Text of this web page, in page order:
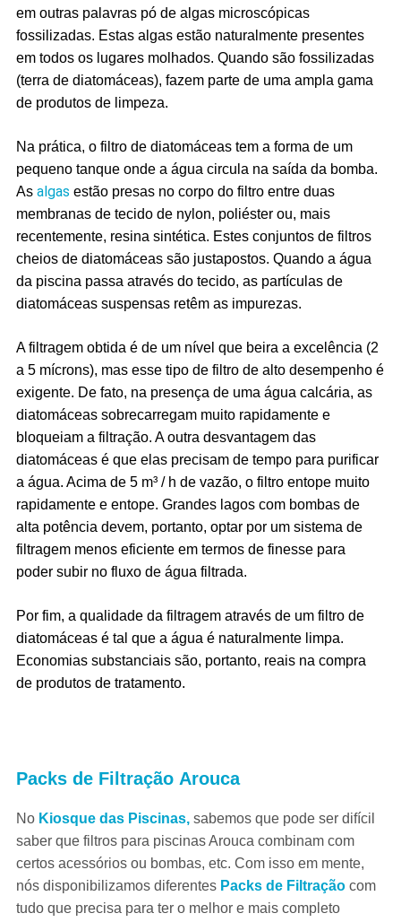
em outras palavras pó de algas microscópicas
fossilizadas. Estas algas estão naturalmente presentes
em todos os lugares molhados. Quando são fossilizadas
(terra de diatomáceas), fazem parte de uma ampla gama
de produtos de limpeza.
Na prática, o filtro de diatomáceas tem a forma de um
pequeno tanque onde a água circula na saída da bomba.
As algas estão presas no corpo do filtro entre duas
membranas de tecido de nylon, poliéster ou, mais
recentemente, resina sintética. Estes conjuntos de filtros
cheios de diatomáceas são justapostos. Quando a água
da piscina passa através do tecido, as partículas de
diatomáceas suspensas retêm as impurezas.
A filtragem obtida é de um nível que beira a excelência (2
a 5 mícrons), mas esse tipo de filtro de alto desempenho é
exigente. De fato, na presença de uma água calcária, as
diatomáceas sobrecarregam muito rapidamente e
bloqueiam a filtração. A outra desvantagem das
diatomáceas é que elas precisam de tempo para purificar
a água. Acima de 5 m³ / h de vazão, o filtro entope muito
rapidamente e entope. Grandes lagos com bombas de
alta potência devem, portanto, optar por um sistema de
filtragem menos eficiente em termos de finesse para
poder subir no fluxo de água filtrada.
Por fim, a qualidade da filtragem através de um filtro de
diatomáceas é tal que a água é naturalmente limpa.
Economias substanciais são, portanto, reais na compra
de produtos de tratamento.
Packs de Filtração Arouca
No Kiosque das Piscinas, sabemos que pode ser difícil
saber que filtros para piscinas Arouca combinam com
certos acessórios ou bombas, etc. Com isso em mente,
nós disponibilizamos diferentes Packs de Filtração com
tudo que precisa para ter o melhor e mais completo